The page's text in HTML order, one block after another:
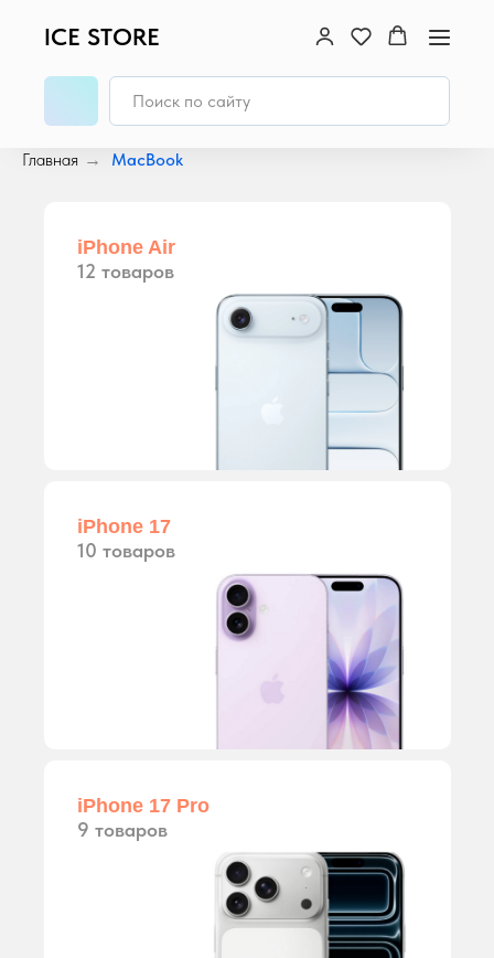
ICE STORE
Главная → MacBook
iPhone Air
12 товаров
iPhone 17
10 товаров
iPhone 17 Pro
9 товаров